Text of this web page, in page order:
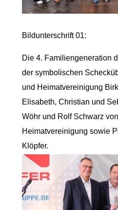
Bildunterschrift 01:
Die 4. Familiengeneration
der symbolischen
und Heimatvereinigung
Elisabeth, Christian und
Wöhr und Rolf Schwarz
Heimatvereinigung sowie
Klöpfer.